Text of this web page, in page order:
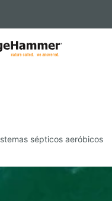
sépticos aeróbicos